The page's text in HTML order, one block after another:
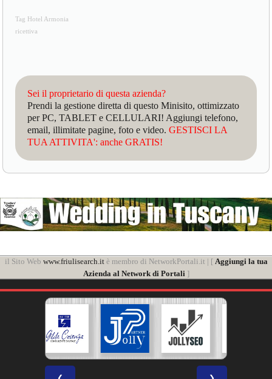
Tag Hotel Armonia
ricettiva
Sei il proprietario di questa azienda?
Prendi la gestione diretta di questo Minisito, ottimizzato
per PC, TABLET e CELLULARI! Aggiungi telefono,
email, illimitate pagine, foto e video.GESTISCI LA
TUA ATTIVITA': anche GRATIS!
il Sito Web www.friulisearch.itè membro di NetworkPortali.it | [ Aggiungi la tua
Azienda al Network di Portali]